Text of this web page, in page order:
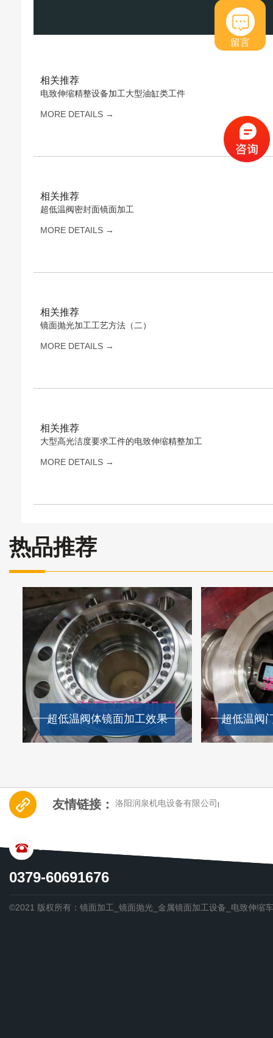
相关推荐
电致伸缩精整设备加工大型油缸类工件
MORE DETAILS →
相关推荐
超低温阀密封面镜面加工
MORE DETAILS →
相关推荐
镜面抛光加工工艺方法（二）
MORE DETAILS →
相关推荐
大型高光洁度要求工件的电致伸缩精整加工
MORE DETAILS →
热品推荐
超低温阀体镜面加工效果
友情链接： 洛阳润泉机电设备有限公司 |
CONTACT US
0379-60691676
©2021 版权所有：镜面加工_镜面抛光_金属镜面加工设备_电致伸
留言